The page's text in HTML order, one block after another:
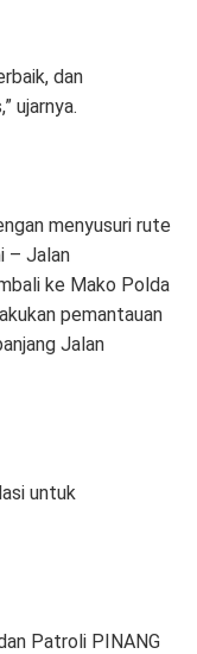
dan
ujarnya.
menyusuri rute
– Jalan
ke Mako Polda
pemantauan
Jalan
untuk
Patroli PINANG